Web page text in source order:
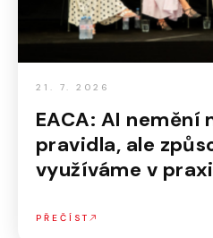
21. 7. 2026
EACA: AI nemění
pravidla, ale
využíváme v praxi
PŘEČÍST